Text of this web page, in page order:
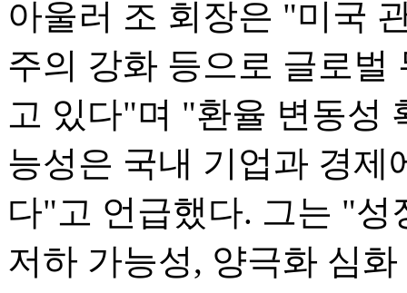
아울러 조 회장은 "미국
주의 강화 등으로 글로벌
고 있다"며 "환율 변동성
능성은 국내 기업과 경제
다"고 언급했다. 그는 "
저하 가능성, 양극화 심